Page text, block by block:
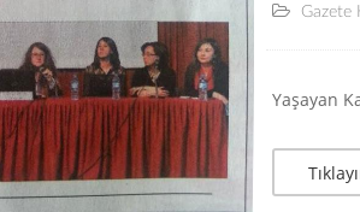
Gazete
Yaşayan